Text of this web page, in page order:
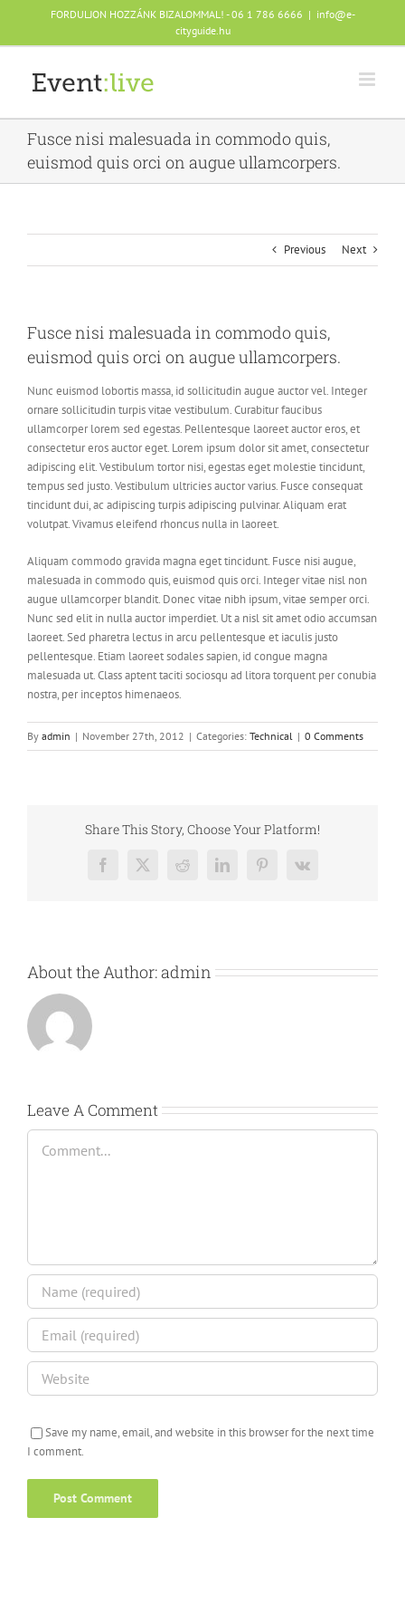
content
FORDULJON HOZZÁNK BIZALOMMAL! - 06 1 786 6666 | info@e-
cityguide.hu
Fusce nisi malesuada in commodo quis,
euismod quis orci on augue ullamcorpers.
Previous Next
Fusce nisi malesuada in commodo quis,
euismod quis orci on augue ullamcorpers.
Nunc euismod lobortis massa, id sollicitudin augue auctor vel. Integer
ornare sollicitudin turpis vitae vestibulum. Curabitur faucibus
ullamcorper lorem sed egestas. Pellentesque laoreet auctor eros, et
consectetur eros auctor eget. Lorem ipsum dolor sit amet, consectetur
adipiscing elit. Vestibulum tortor nisi, egestas eget molestie tincidunt,
tempus sed justo. Vestibulum ultricies auctor varius. Fusce consequat
tincidunt dui, ac adipiscing turpis adipiscing pulvinar. Aliquam erat
volutpat. Vivamus eleifend rhoncus nulla in laoreet.
Aliquam commodo gravida magna eget tincidunt. Fusce nisi augue,
malesuada in commodo quis, euismod quis orci. Integer vitae nisl non
augue ullamcorper blandit. Donec vitae nibh ipsum, vitae semper orci.
Nunc sed elit in nulla auctor imperdiet. Ut a nisl sit amet odio accumsan
laoreet. Sed pharetra lectus in arcu pellentesque et iaculis justo
pellentesque. Etiam laoreet sodales sapien, id congue magna
malesuada ut. Class aptent taciti sociosqu ad litora torquent per conubia
nostra, per inceptos himenaeos.
By admin | November 27th, 2012 | Categories: Technical | 0 Comments
Share This Story, Choose Your Platform!
Facebook
X RedditLinkedInPinterest
Vk
About the Author:admin
Leave A Comment
Comment
Save my name, email, and website in this browser for the next time
I comment.